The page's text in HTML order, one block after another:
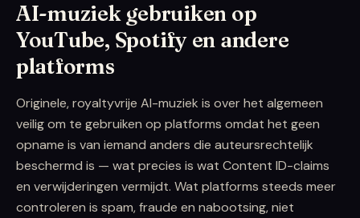
AI-muziek gebruiken op
YouTube, Spotify en andere
platforms
Originele, royaltyvrije AI-muziek is over het algemeen
veilig om te gebruiken op platforms omdat het geen
opname is van iemand anders die auteursrechtelijk
beschermd is — wat precies is wat Content ID-claims
en verwijderingen vermijdt. Wat platforms steeds meer
controleren is spam, fraude en nabootsing, niet